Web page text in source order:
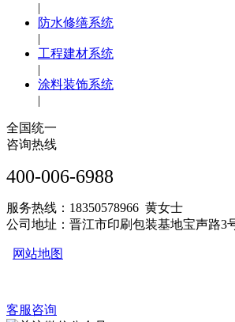
|
防水修缮系统
|
工程建材系统
|
涂料装饰系统
|
全国统一
咨询热线
400-006-6988
服务热线：18350578966 黄女士
公司地址：晋江市印刷包装基地宝声路3
网站地图
客服咨询